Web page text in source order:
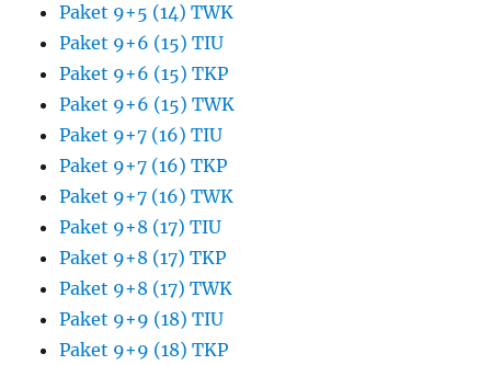
Paket 9+5 (14) TWK
Paket 9+6 (15) TIU
Paket 9+6 (15) TKP
Paket 9+6 (15) TWK
Paket 9+7 (16) TIU
Paket 9+7 (16) TKP
Paket 9+7 (16) TWK
Paket 9+8 (17) TIU
Paket 9+8 (17) TKP
Paket 9+8 (17) TWK
Paket 9+9 (18) TIU
Paket 9+9 (18) TKP